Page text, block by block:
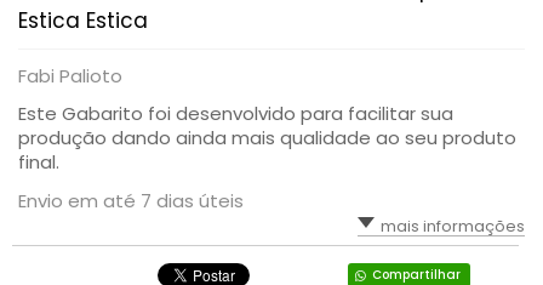
Estica Estica
Fabi Palioto
Este Gabarito foi desenvolvido para facilitar sua
produção dando ainda mais qualidade ao seu produto
final.
Envio em até 7 dias úteis
mais informações
Compartilhar